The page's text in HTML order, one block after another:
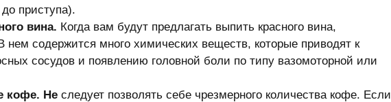
приступа).
вина. Когда вам будут предлагать выпить красного вина,
содержится много химических веществ, которые приводят к
сосудов и появлению головной боли по типу вазомоторной или
кофе. Не следует позволять себе чрезмерного количества кофе. Если